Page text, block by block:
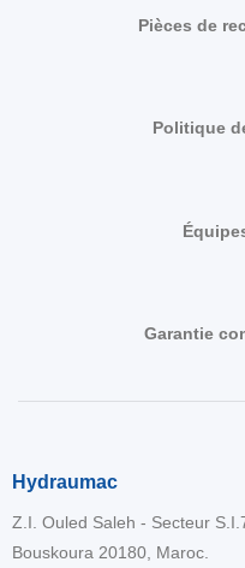
Pièces de
Politique
Garantie
Hydraumac
Z.I. Ouled Saleh - Secteur
Bouskoura 20180, Maroc.